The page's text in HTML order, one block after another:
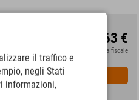
soli 20
sul
2.750
371,63 €
inoltre, Spa fiscale
il traffico e
negli Stati
informazioni,